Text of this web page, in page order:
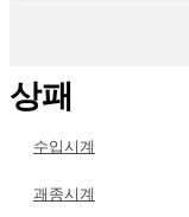
상패
수입시계
괘종시계